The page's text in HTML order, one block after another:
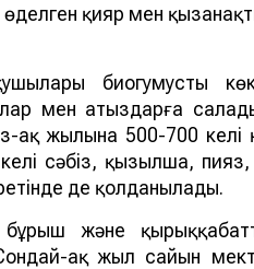
қияр мен
биогумусты
мен атыздарға
ақ жылына 500-700
сәбіз, қызылша, пияз,
де қолданылады.
және
ақ жыл сайын